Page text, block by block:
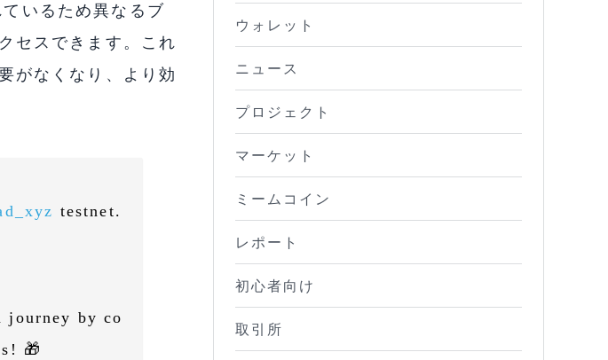
いるため異なるブ
セスできます。これ
がなくなり、より効
testnet.
journey by co
🎁
ウォレット
ニュース
プロジェクト
マーケット
ミームコイン
レポート
初心者向け
取引所